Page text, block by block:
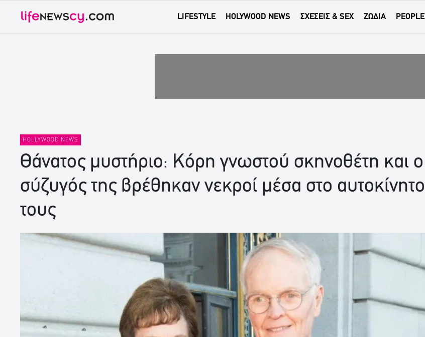
LIFESTYLE HOLYWOOD NEWS ΣΧΕΣΕΙΣ & SEX ΖΩΔΙΑ PEOPLE
HOLLYWOOD NEWS
Θάνατος μυστήριο: Κόρη γνωστού σκηνοθέτη και ο
σύζυγός της βρέθηκαν νεκροί μέσα στο αυτοκίνητο
τους